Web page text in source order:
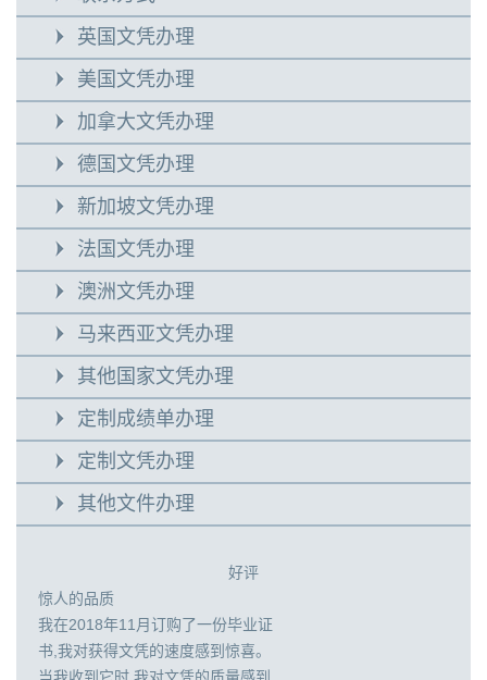
英国文凭办理
美国文凭办理
加拿大文凭办理
德国文凭办理
新加坡文凭办理
法国文凭办理
澳洲文凭办理
马来西亚文凭办理
其他国家文凭办理
定制成绩单办理
定制文凭办理
其他文件办理
好评
惊人的品质
我在2018年11月订购了一份毕业证
书,我对获得文凭的速度感到惊喜。
当我收到它时,我对文凭的质量感到